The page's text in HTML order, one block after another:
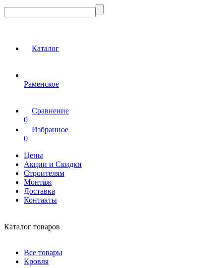
Каталог
Раменское
Сравнение
0
Избранное
0
Цены
Акции и Скидки
Строителям
Монтаж
Доставка
Контакты
Каталог товаров
Все товары
Кровля